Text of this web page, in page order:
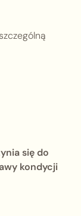
się do
kondycji